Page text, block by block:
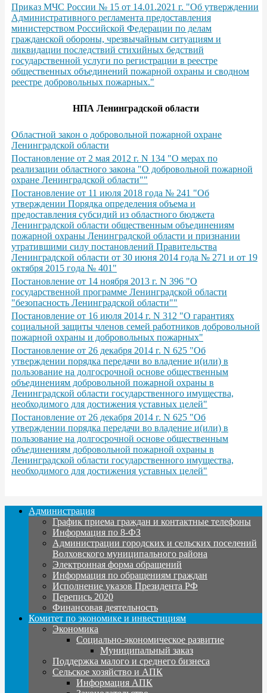
Приказ МЧС России № 15 от 14.01.2021 г. "Об утверждении
Административного регламента предоставления
министерством Российской Федерации по делам
гражданской обороны, чрезвычайным ситуациям и
ликвидации последствий стихийных бедствий
государственной услуги по регистрации в реестре
общественных объединений пожарной охраны и сводном
реестре добровольных пожарных."
НПА Ленинградской области
Областной закон о добровольной пожарной охране
Ленинградской области
Постановление от 2 мая 2012 г. N 134 "О мерах по
реализации областного закона "О добровольной пожарной
охране Ленинградской области""
Постановление от 11 июля 2018 года № 241 "Об
утверждении Порядка определения объема и
предоставления субсидий из областного бюджета
Ленинградской области общественным объединениям
пожарной охраны Ленинградской области и признании
утратившими силу постановлений Правительства
Ленинградской области от 30 июня 2014 года № 271 и от 19
октября 2015 года № 401"
Постановление от 14 ноября 2013 г. N 396 "О
государственной программе Ленинградской области
"безопасность Ленинградской области""
Постановление от 16 июля 2014 г. N 312 "О гарантиях
социальной защиты членов семей работников добровольной
пожарной охраны и добровольных пожарных"
Постановление от 26 декабря 2014 г. N 625 "Об
утверждении порядка передачи во владение и(или) в
пользование на долгосрочной основе общественным
объединениям добровольной пожарной охраны в
Ленинградской области государственного имущества,
необходимого для достижения уставных целей"
Постановление от 26 декабря 2014 г. N 625 "Об
утверждении порядка передачи во владение и(или) в
пользование на долгосрочной основе общественным
объединениям добровольной пожарной охраны в
Ленинградской области государственного имущества,
необходимого для достижения уставных целей"
Администрация
График приема граждан и контактные телефоны
Информация по 8-ФЗ
Администрации городских и сельских поселений
Волховского муниципального района
Электронная форма обращений
Информация по обращениям граждан
Исполнение указов Президента РФ
Перепись 2020
Финансовая деятельность
Комитет по экономике и инвестициям
Экономика
Социально-экономическое развитие
Муниципальный заказ
Поддержка малого и среднего бизнеса
Сельское хозяйство и АПК
Информация АПК